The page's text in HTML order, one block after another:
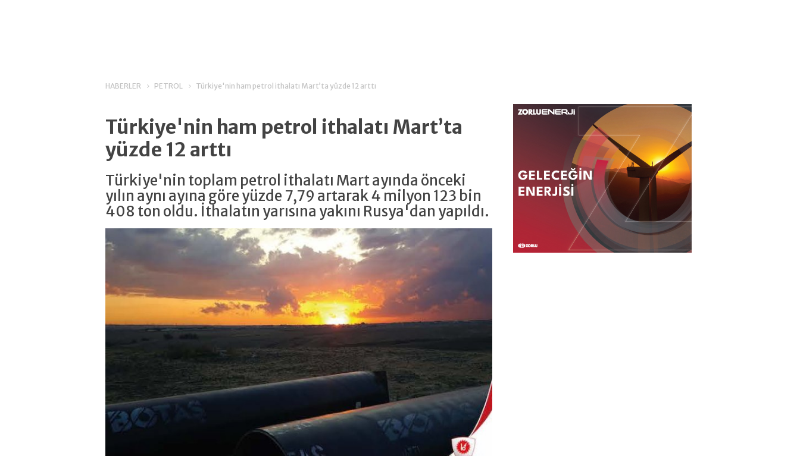
HABERLER PETROL Türkiye'nin ham petrol ithalatı Mart’ta yüzde 12 arttı
Türkiye'nin ham petrol ithalatı Mart’ta
yüzde 12 arttı
Türkiye'nin toplam petrol ithalatı Mart ayında önceki
yılın aynı ayına göre yüzde 7,79 artarak 4 milyon 123 bin
408 ton oldu. İthalatın yarısına yakını Rusya'dan yapıldı.